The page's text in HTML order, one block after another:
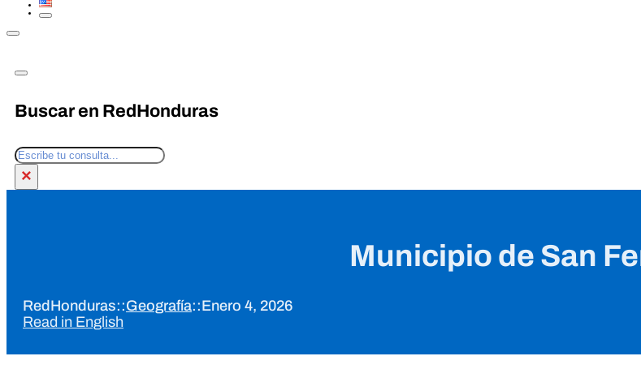
Buscar en RedHonduras
Buscar
×
Municipio de San
RedHonduras::Geografía::Enero 4, 2026
Read in English